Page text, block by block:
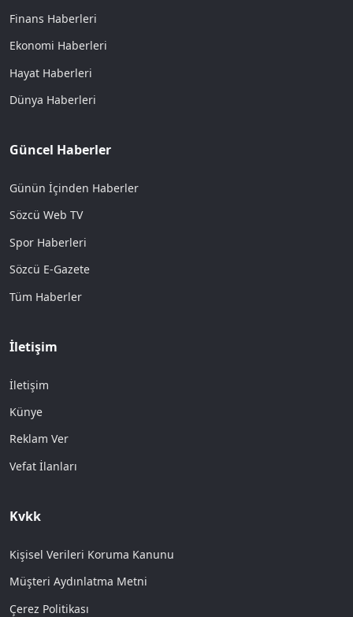
Finans Haberleri
Ekonomi Haberleri
Hayat Haberleri
Dünya Haberleri
Güncel Haberler
Günün İçinden Haberler
Sözcü Web TV
Spor Haberleri
Sözcü E-Gazete
Tüm Haberler
İletişim
İletişim
Künye
Reklam Ver
Vefat İlanları
Kvkk
Kişisel Verileri Koruma Kanunu
Müşteri Aydınlatma Metni
Çerez Politikası